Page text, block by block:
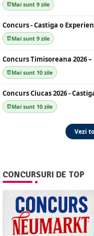
Mai sunt 9 zile
Concurs - Castiga o
Mai sunt 9 zile
Concurs Timisoreana 2026
Mai sunt 10 zile
Concurs Ciucas 2026 -
Mai sunt 10 zile
Vezi
CONCURSURI DE TOP